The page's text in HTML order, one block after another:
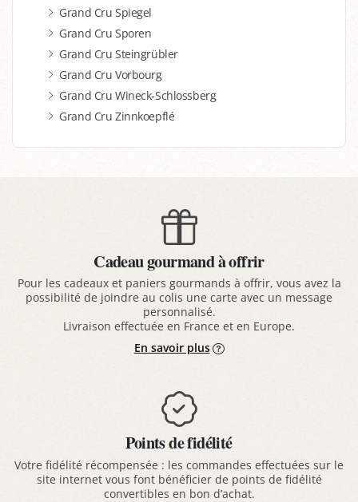
Grand Cru Spiegel
Grand Cru Sporen
Grand Cru Steingrübler
Grand Cru Vorbourg
Grand Cru Wineck-Schlossberg
Grand Cru Zinnkoepflé
Cadeau gourmand à offrir
Pour les cadeaux et paniers gourmands à offrir, vous avez la
possibilité de joindre au colis une carte avec un message
personnalisé.
Livraison effectuée en France et en Europe.
En savoir plus
Points de fidélité
Votre fidélité récompensée : les commandes effectuées sur le
site internet vous font bénéficier de points de fidélité
convertibles en bon d’achat.